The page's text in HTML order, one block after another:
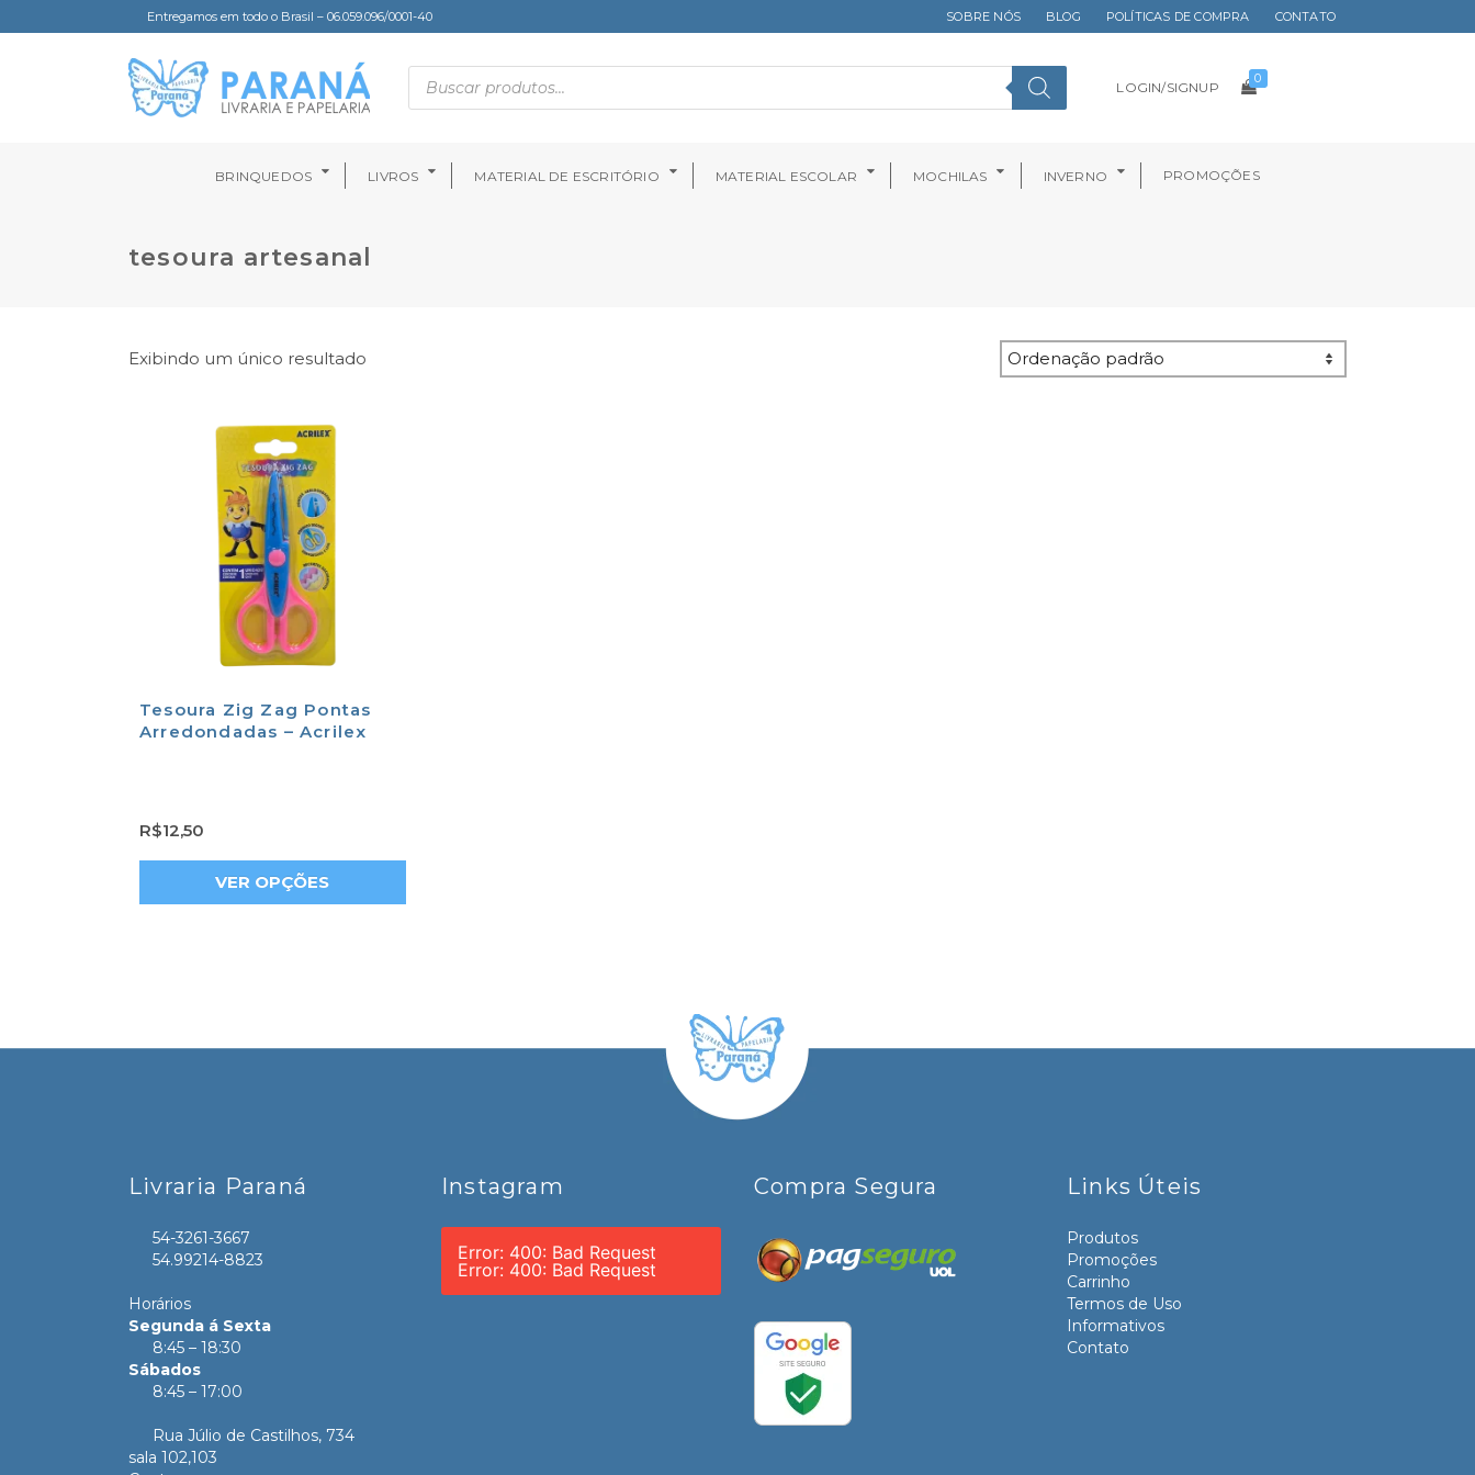
Entregamos em todo o Brasil – 06.059.096/0001-40 SOBRE NÓS BLOG POLÍTICAS DE COMPRA CONTATO
LOGIN/SIGNUP
0
BRINQUEDOS LIVROS MATERIAL DE ESCRITÓRIO MATERIAL ESCOLAR MOCHILAS INVERNO PROMOÇÕES
tesoura artesanal
Exibindo um único resultado
Tesoura Zig Zag Pontas
Arredondadas – Acrilex
R$12,50
VER OPÇÕES
Livraria Paraná
54-3261-3667
54.99214-8823
Horários
Segunda á Sexta
8:45 – 18:30
Sábados
8:45 – 17:00
Rua Júlio de Castilhos, 734
sala 102,103
Instagram
Error: 400: Bad Request
Error: 400: Bad Request
Compra Segura Links Úteis
Produtos
Promoções
Carrinho
Termos de Uso
Informativos
Contato